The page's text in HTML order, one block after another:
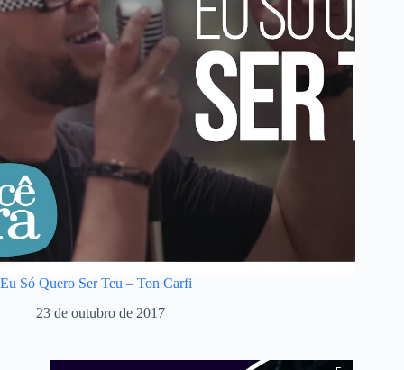
Eu Só Quero Ser Teu – Ton Carfi
23 de outubro de 2017